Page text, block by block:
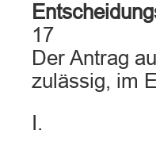
17
Der Antrag
zulässig, im
I.